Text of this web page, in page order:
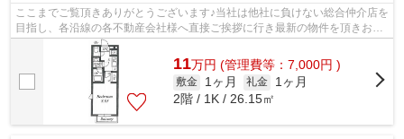
ここまでご覧頂きありがとうございます♪当社は他社に負けない総合仲介店を
目指し、各沿線の各不動産会社様へ直接ご挨拶に行き最新の物件を頂きお客
様へ提供しております！最新の情報は...
11万円 (管理費等：7,000円 )
敷金 1ヶ月 礼金
1ヶ月
2階 / 1K / 26.15㎡